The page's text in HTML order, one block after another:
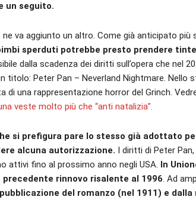
un seguito.
va aggiunto un altro. Come già anticipato più
sperduti potrebbe presto prendere
dalla scadenza dei diritti sull’opera che nel
titolo: Peter Pan – Neverland Nightmare. Nello
di una rappresentazione horror del Grinch.
veste molto più che “anti natalizia”.
si prefigura pare lo stesso già adottato
alcuna autorizzazione. I diritti di Peter
attivi fino al prossimo anno negli USA. In
precedente rinnovo risalente al 1996. Ad
del romanzo (nel 1911) e